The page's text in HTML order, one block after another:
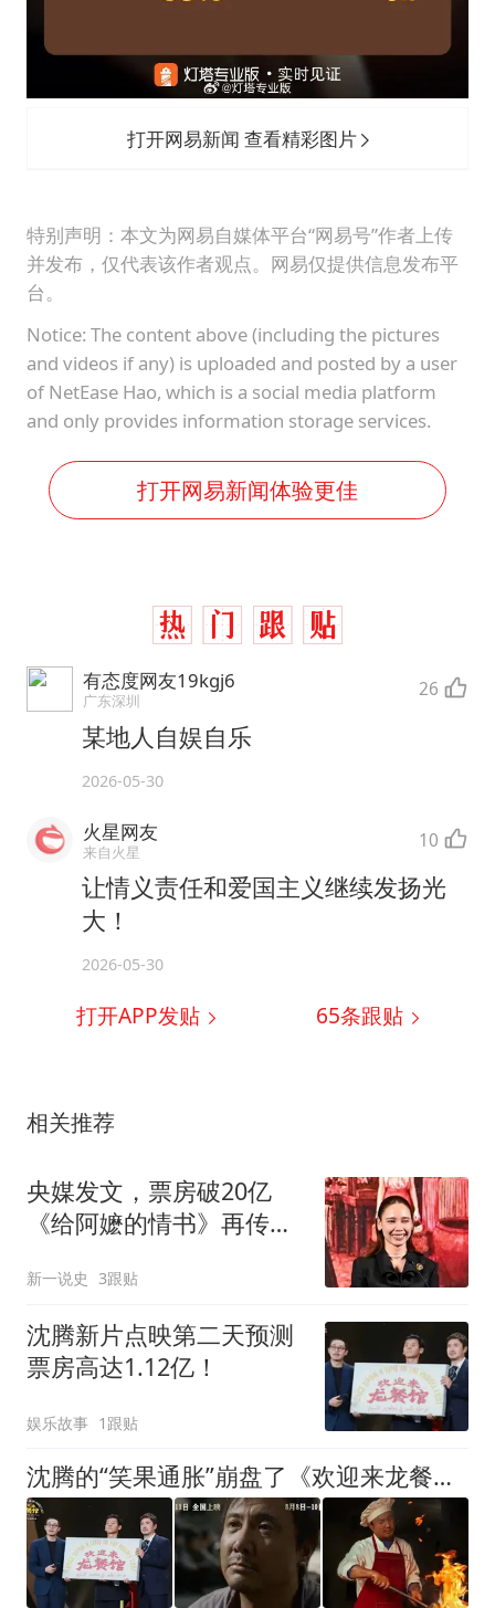
打开网易新闻 查看精彩图片
特别声明：本文为网易自媒体平台“网易号”作者上传
并发布，仅代表该作者观点。网易仅提供信息发布平
台。
Notice: The content above (including the pictures
and videos if any) is uploaded and posted by a user
of NetEase Hao, which is a social media platform
and only provides information storage services.
打开网易新闻体验更佳
有态度网友19kgj6
广东深圳 26
某地人自娱自乐
2026-05-30
火星网友
来自火星 10
让情义责任和爱国主义继续发扬光
大！
2026-05-30
打开APP发贴 65条跟贴
相关推荐
央媒发文，票房破20亿
《给阿嬷的情书》再传喜
新一说史 3跟贴
沈腾新片点映第二天预测
票房高达1.12亿！
娱乐故事 1跟贴
沈腾的“笑果通胀”崩盘了《欢迎来龙餐馆》观众已经不欠沈腾票了